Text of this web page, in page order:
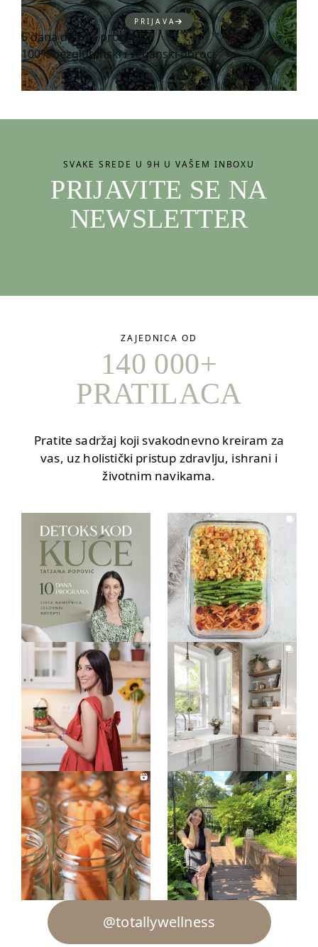
PRIJAVA
5 dana detoks program
100% bezglutenski i veganski obroci
SVAKE SREDE U 9H U VAŠEM INBOXU
PRIJAVITE SE NA
NEWSLETTER
ZAJEDNICA OD
140 000+
PRATILACA
Pratite sadržaj koji svakodnevno kreiram za
vas, uz holistički pristup zdravlju, ishrani i
životnim navikama.
@totallywellness